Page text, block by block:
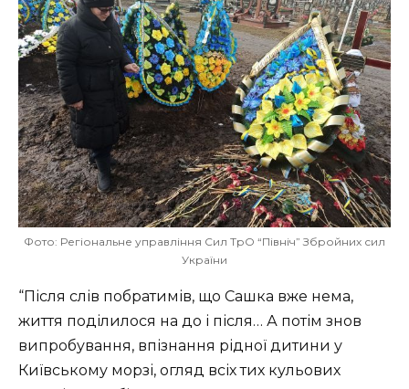
Фото: Регіональне управління Сил ТрО “Північ” Збройних сил
України
“Після слів побратимів, що Сашка вже нема,
життя поділилося на до і після… А потім знов
випробування, впізнання рідної дитини у
Київському морзі, огляд всіх тих кульових